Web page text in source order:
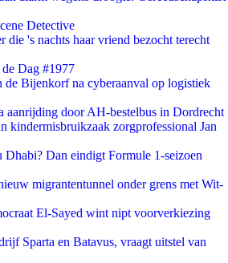
Detective
die 's nachts haar vriend bezocht terecht
Dag #1977
de Bijenkorf na cyberaanval op logistiek
aanrijding door AH-bestelbus in Dordrecht
kindermisbruikzaak zorgprofessional Jan
Dhabi? Dan eindigt Formule 1-seizoen
migrantentunnel onder grens met Wit-
El-Sayed wint nipt voorverkiezing
Sparta en Batavus, vraagt uitstel van